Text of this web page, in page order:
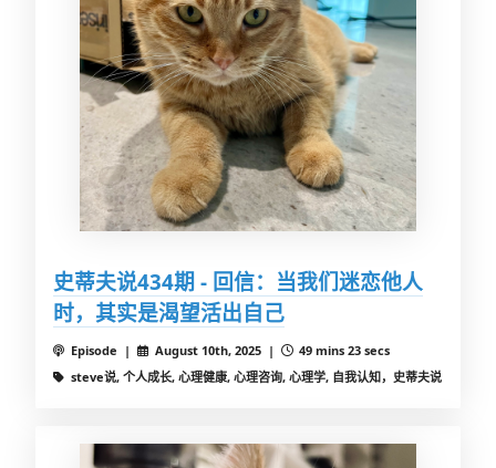
史蒂夫说434期 - 回信：当我们迷恋他人
时，其实是渴望活出自己
Episode | August 10th, 2025 |
49 mins 23 secs
steve说, 个人成长, 心理健康, 心理咨询, 心理学, 自我认知，史蒂夫说